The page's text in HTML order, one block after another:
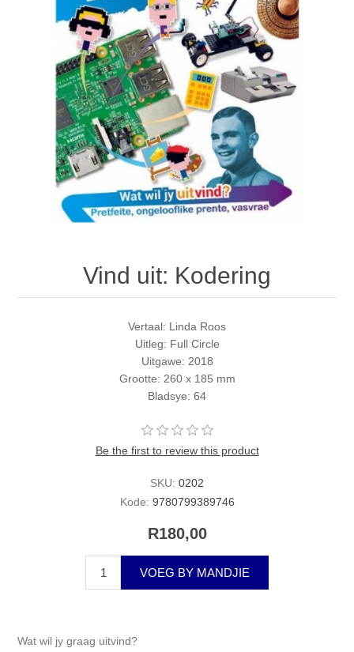
Vind uit: Kodering
Vertaal: Linda Roos
Uitleg: Full Circle
Uitgawe: 2018
Grootte: 260 x 185 mm
Bladsye: 64
Be the first to review this product
SKU: 0202
Kode: 9780799389746
R180,00
VOEG BY MANDJIE
Wat wil jy graag uitvind?